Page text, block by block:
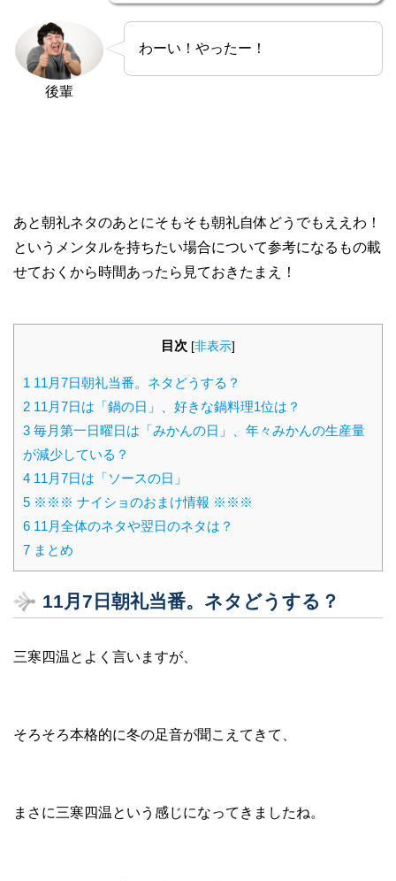
後輩
わーい！やったー！
あと朝礼ネタのあとにそもそも朝礼自体どうでもええわ！
というメンタルを持ちたい場合について参考になるもの載
せておくから時間あったら見ておきたまえ！
目次 [非表示]
1 11月7日朝礼当番。ネタどうする？
2 11月7日は「鍋の日」、好きな鍋料理1位は？
3 毎月第一日曜日は「みかんの日」、年々みかんの生産量
が減少している？
4 11月7日は「ソースの日」
5 ※※※ ナイショのおまけ情報 ※※※
6 11月全体のネタや翌日のネタは？
7 まとめ
11月7日朝礼当番。ネタどうする？
三寒四温とよく言いますが、
そろそろ本格的に冬の足音が聞こえてきて、
まさに三寒四温という感じになってきましたね。